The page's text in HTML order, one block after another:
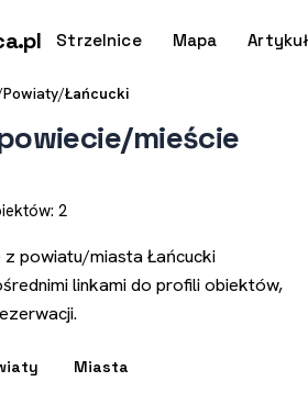
.pl Strzelnice Mapa
Powiaty/Łańcucki
mieście
2
powiatu/miasta Łańcucki
linkami do profili obiektów,
Miasta